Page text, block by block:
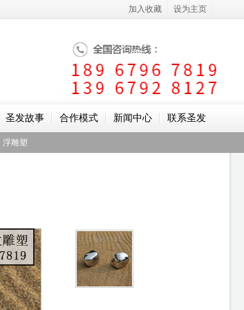
圣发故事 合作模式 新闻中心 联系圣发
浮雕塑
加入收藏 设为主页